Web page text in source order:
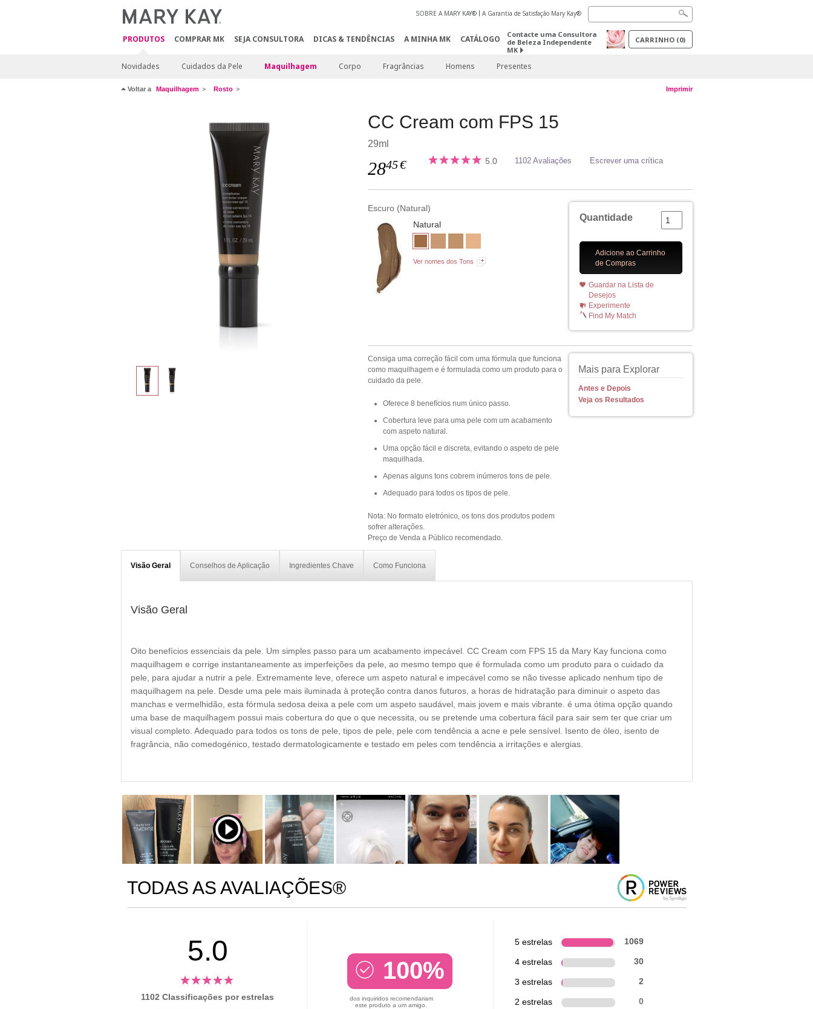
PRODUTOS COMPRAR MK SEJA CONSULTORA DICAS & TENDÊNCIAS A MINHA MK CATÁLOGO
SOBRE A MARY KAY® A Garantia de Satisfação Mary Kay®
Contacte uma Consultora
de Beleza Independente
MK
CARRINHO (0)
Novidades Cuidados da Pele Maquilhagem Corpo Fragrâncias Homens Presentes
Voltar a Maquilhagem Rosto Imprimir
CC Cream com FPS 15
29ml
2845€ 5.0 1102 Avaliações Escrever uma crítica
Escuro (Natural)
Natural
Ver nomes dos Tons
Quantidade
Adicione ao Carrinho
de Compras
Guardar na Lista de
Desejos
Experimente
Find My Match
Mais para Explorar
Antes e Depois
Veja os Resultados
Consiga uma correção fácil com uma fórmula que funciona
como maquilhagem e é formulada como um produto para o
cuidado da pele.
Oferece 8 benefícios num único passo.
Cobertura leve para uma pele com um acabamento
com aspeto natural.
Uma opção fácil e discreta, evitando o aspeto de pele
maquilhada.
Apenas alguns tons cobrem inúmeros tons de pele.
Adequado para todos os tipos de pele.
Nota: No formato eletrónico, os tons dos produtos podem
sofrer alterações.
Preço de Venda a Público recomendado.
Visão Geral Conselhos de Aplicação Ingredientes Chave Como Funciona
Visão Geral
Oito benefícios essenciais da pele. Um simples passo para um acabamento impecável. CC Cream com FPS 15 da Mary Kay funciona como
maquilhagem e corrige instantaneamente as imperfeições da pele, ao mesmo tempo que é formulada como um produto para o cuidado da
pele, para ajudar a nutrir a pele. Extremamente leve, oferece um aspeto natural e impecável como se não tivesse aplicado nenhum tipo de
maquilhagem na pele. Desde uma pele mais iluminada à proteção contra danos futuros, a horas de hidratação para diminuir o aspeto das
manchas e vermelhidão, esta fórmula sedosa deixa a pele com um aspeto saudável, mais jovem e mais vibrante. é uma ótima opção quando
uma base de maquilhagem possui mais cobertura do que o que necessita, ou se pretende uma cobertura fácil para sair sem ter que criar um
visual completo. Adequado para todos os tons de pele, tipos de pele, pele com tendência a acne e pele sensível. Isento de óleo, isento de
fragrância, não comedogénico, testado dermatologicamente e testado em peles com tendência a irritações e alergias.
TODAS AS AVALIAÇÕES®
5.0
1102 Classificações por estrelas
100%
dos inquiridos recomendariam
este produto a um amigo.
5 estrelas 1069
4 estrelas 30
3 estrelas 2
2 estrelas 0